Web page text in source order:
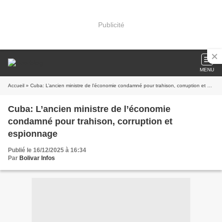
Publicité
MENU
Accueil » Cuba: L’ancien ministre de l’économie condamné pour trahison, corruption et espionnage
Cuba: L’ancien ministre de l’économie
condamné pour trahison, corruption et
espionnage
Publié le 16/12/2025 à 16:34
Par Bolivar Infos